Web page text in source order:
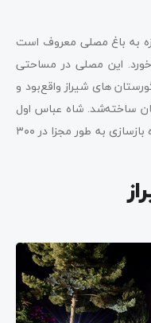
به باغ مصلی معروف است
این مصلی در مساحتی
از گورستان های شیراز واقع‌بود و
ساخته‌شد. شاه عباس اول
صفوی و نادرشاه هرکدام به نظر خود پروژه بازسازی به طور مجزا در ۳۰۰